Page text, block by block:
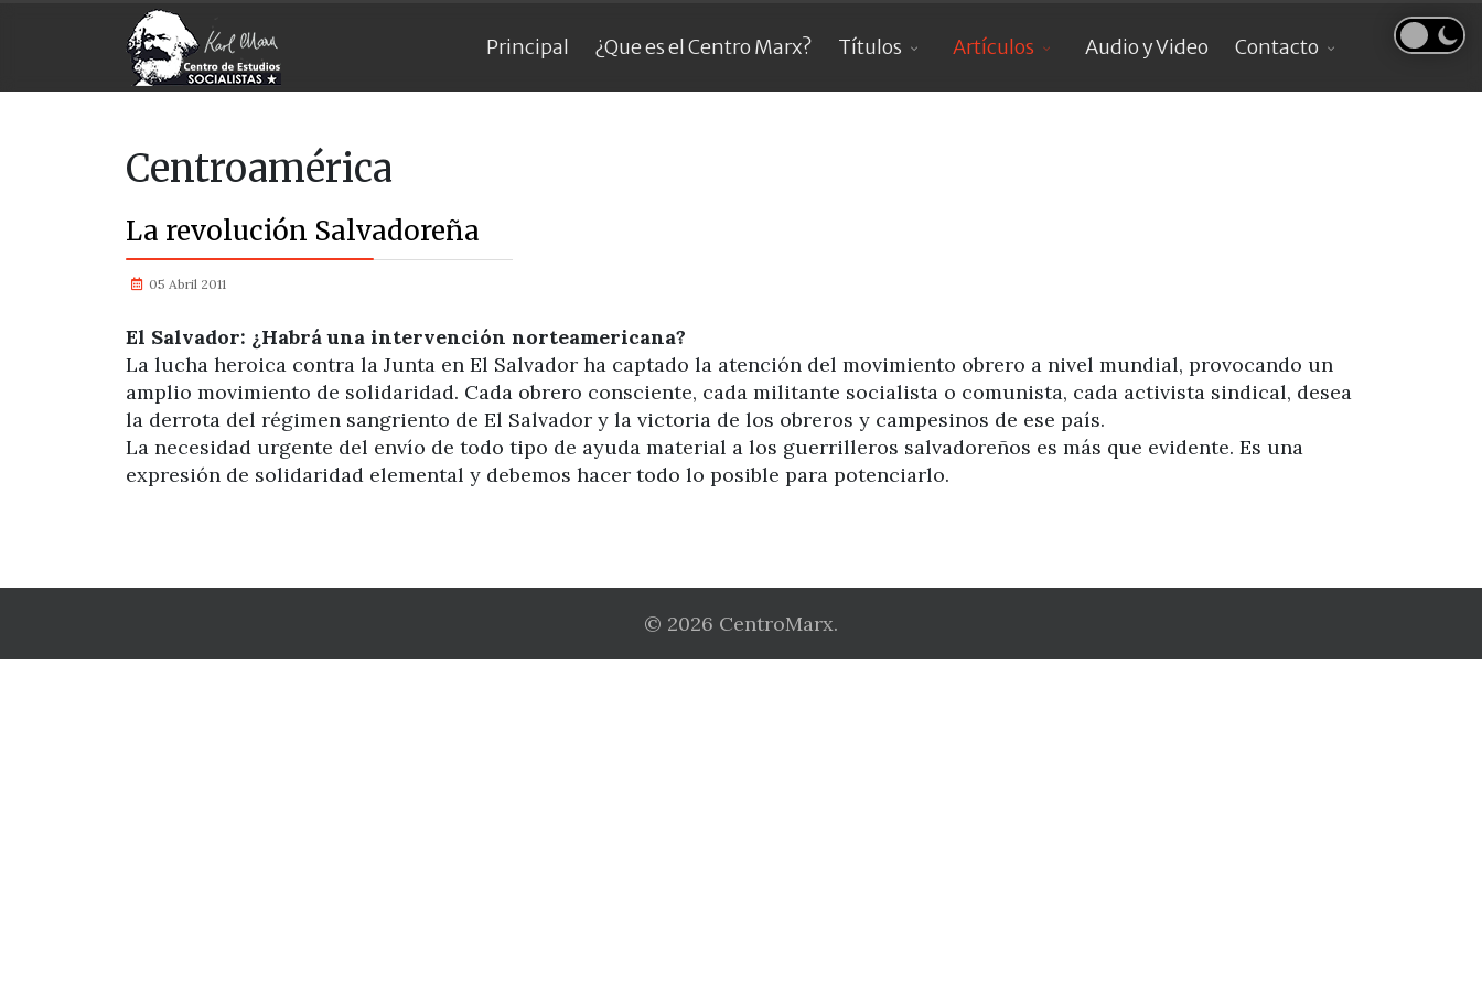
Principal ¿Que es el Centro Marx? Títulos Artículos Audio y Video Contacto
Centroamérica
La revolución Salvadoreña
05 Abril 2011
El Salvador: ¿Habrá una intervención norteamericana?
La lucha heroica contra la Junta en El Salvador ha captado la atención del movimiento obrero a nivel mundial, provocando un
amplio movimiento de solidaridad. Cada obrero consciente, cada militante socialista o comunista, cada activista sindical, desea
la derrota del régimen sangriento de El Salvador y la victoria de los obreros y campesinos de ese país.
La necesidad urgente del envío de todo tipo de ayuda material a los guerrilleros salvadoreños es más que evidente. Es una
expresión de solidaridad elemental y debemos hacer todo lo posible para potenciarlo.
© 2026 CentroMarx.